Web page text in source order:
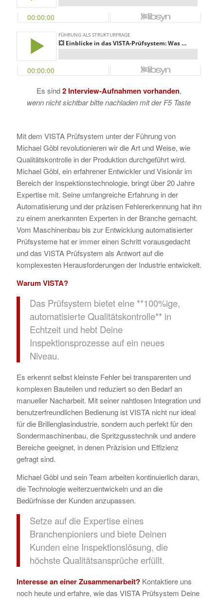
Es sind2 Interview-Aufnahmen vorhanden,
wenn nicht sichtbar bitte nachladen mit der F5 Taste
Mit dem VISTA Prüfsystem unter der Führung von
Michael Göbl revolutionieren wir die Art und Weise, wie
Qualitätskontrolle in der Produktion durchgeführt wird.
Michael Göbl, ein erfahrener Entwickler und Visionär im
Bereich der Inspektionstechnologie, bringt über 20 Jahre
Expertise mit. Seine umfangreiche Erfahrung in der
Automatisierung und der präzisen Fehlererkennung hat ihn
zu einem anerkannten Experten in der Branche gemacht.
Vom Maschinenbau bis zur Entwicklung automatisierter
Prüfsysteme hat er immer einen Schritt vorausgedacht
und das VISTA Prüfsystem als Antwort auf die
komplexesten Herausforderungen der Industrie entwickelt.
Warum VISTA?
Das Prüfsystem bietet eine **100%ige,
automatisierte Qualitätskontrolle** in
Echtzeit und hebt Deine
Inspektionsprozesse auf ein neues
Niveau.
Es erkennt selbst kleinste Fehler bei transparenten und
komplexen Bauteilen und reduziert so den Bedarf an
manueller Nacharbeit. Mit seiner nahtlosen Integration und
benutzerfreundlichen Bedienung ist VISTA nicht nur ideal
für die Brillenglasindustrie, sondern auch perfekt für den
Sondermaschinenbau, die Spritzgusstechnik und andere
Bereiche geeignet, in denen Präzision und Effizienz
gefragt sind.
Michael Göbl und sein Team arbeiten kontinuierlich daran,
die Technologie weiterzuentwickeln und an die
Bedürfnisse der Kunden anzupassen.
Setze auf die Expertise eines
Branchenpioniers und biete Deinen
Kunden eine Inspektionslösung, die
höchste Qualitätsansprüche erfüllt.
Interesse an einer Zusammenarbeit?Kontaktiere uns
noch heute und erfahre, wie das VISTA Prüfsystem Deine